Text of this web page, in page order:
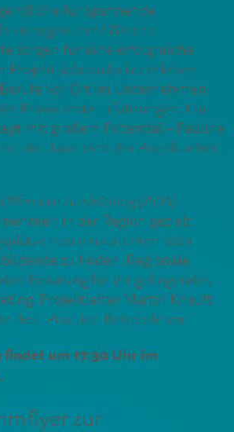
für spannende
zu begeistern? Welche
sorgen für eine erfolgreiche
Projekt jobentdeckererleben
vor Ort im Unternehmen
Praxis erste Erfahrungen. Ein
mit großem Potential – Pauline
die Bausteine der Projektarbeit.
Ausbildung (AOA)
in der Region gezielt
neu einzurichten oder
zu finden. Regionale
Beratung für ihr gelingendes
Projektleiter Martin Knauft
Best-Practice-Beispiele vor.
um 17:30 Uhr im
zur